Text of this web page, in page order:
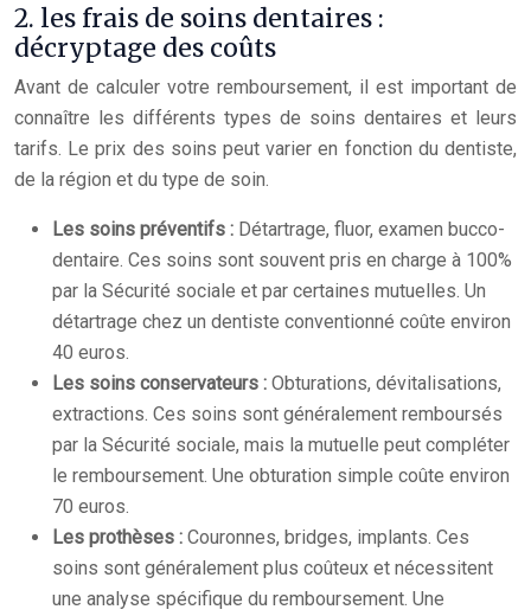
2. les frais de soins dentaires :
décryptage des coûts
Avant de calculer votre remboursement, il est important de
connaître les différents types de soins dentaires et leurs
tarifs. Le prix des soins peut varier en fonction du dentiste,
de la région et du type de soin.
Les soins préventifs : Détartrage, fluor, examen bucco-
dentaire. Ces soins sont souvent pris en charge à 100%
par la Sécurité sociale et par certaines mutuelles. Un
détartrage chez un dentiste conventionné coûte environ
40 euros.
Les soins conservateurs : Obturations, dévitalisations,
extractions. Ces soins sont généralement remboursés
par la Sécurité sociale, mais la mutuelle peut compléter
le remboursement. Une obturation simple coûte environ
70 euros.
Les prothèses : Couronnes, bridges, implants. Ces
soins sont généralement plus coûteux et nécessitent
une analyse spécifique du remboursement. Une